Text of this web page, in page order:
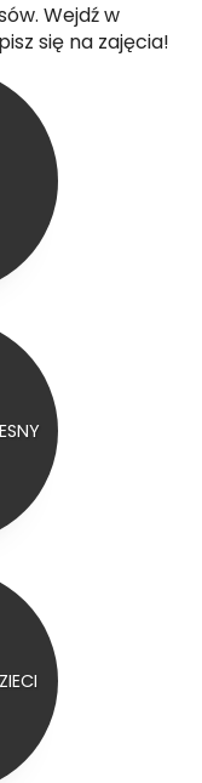
Wejdź w
się na zajęcia!